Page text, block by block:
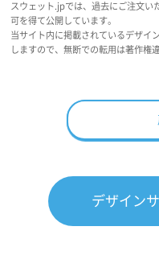
スウェット.jpでは、過去にご注文い
可を得て公開しています。
当サイト内に掲載されているデザイ
しますので、無断での転用は著作権
デザイン